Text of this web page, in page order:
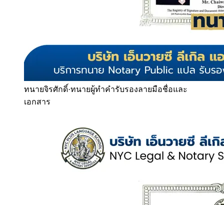
ทนายจิรศักดิ์·ทนายผู้ทำคำรับรองลายมือชื่อและ
เอกสาร